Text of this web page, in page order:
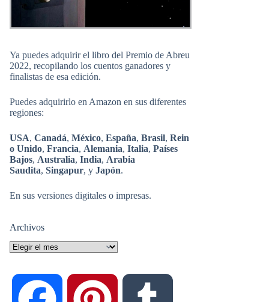
Ya puedes adquirir el libro del Premio de Abreu
2022, recopilando los cuentos ganadores y
finalistas de esa edición.
Puedes adquirirlo en Amazon en sus diferentes
regiones:
USA,Canadá,México,España,Brasil,Rein
o Unido,Francia, Alemania,Italia,Países
Bajos, Australia,India, Arabia
Saudita,Singapur, yJapón.
En sus versiones digitales o impresas.
Archivos
Archivos